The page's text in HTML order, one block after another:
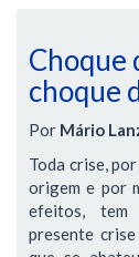
Choque
choque
Por Mário
Toda crise,
origem e por
efeitos, tem
presente